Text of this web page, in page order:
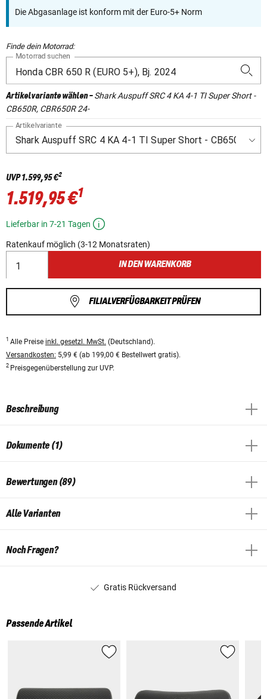
Die Abgasanlage ist konform mit der Euro-5+ Norm
Finde dein Motorrad:
Motorrad suchen
Artikelvariante wählen-Shark Auspuff SRC 4 KA 4-1 TI Super Short -
CB650R, CBR650R 24-
Artikelvariante
UVP1.599,95 €2
1.519,95 €1
Lieferbar in 7-21 Tagen
Ratenkauf möglich (3-12 Monatsraten)
IN DEN WARENKORB
FILIALVERFÜGBARKEIT PRÜFEN
1 Alle Preise inkl. gesetzl. MwSt. (Deutschland).
Versandkosten: 5,99 € (ab 199,00 € Bestellwert gratis).
2 Preisgegenüberstellung zur UVP.
Beschreibung
Dokumente (1)
Bewertungen (89)
Alle Varianten
Noch Fragen?
Gratis Rückversand
Passende Artikel